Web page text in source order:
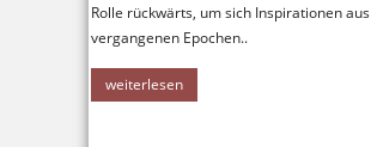
Rolle rückwärts, um sich Inspirationen aus
vergangenen Epochen..
weiterlesen